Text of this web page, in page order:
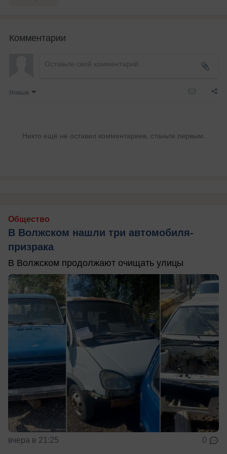
Комментарии
Новые
Никто ещё не оставил комментариев, станьте первым.
Общество
В Волжском нашли три автомобиля-
призрака
В Волжском продолжают очищать улицы
вчера в 21:25 0